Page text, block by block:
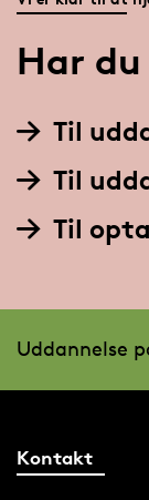
Har
Til
Til
Til
Uddannelse
Kontakt